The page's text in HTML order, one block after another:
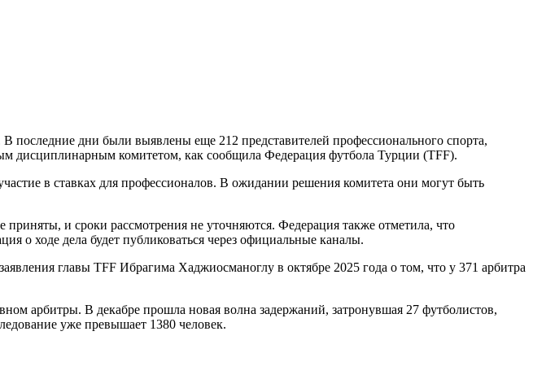
последние дни были выявлены еще 212 представителей профессионального спорта,
дисциплинарным комитетом, как сообщила Федерация футбола Турции (TFF).
в ставках для профессионалов. В ожидании решения комитета они могут быть
и сроки рассмотрения не уточняются. Федерация также отметила, что
о ходе дела будет публиковаться через официальные каналы.
главы TFF Ибрагима Хаджиосманоглу в октябре 2025 года о том, что у 371 арбитра
арбитры. В декабре прошла новая волна задержаний, затронувшая 27 футболистов,
уже превышает 1380 человек.